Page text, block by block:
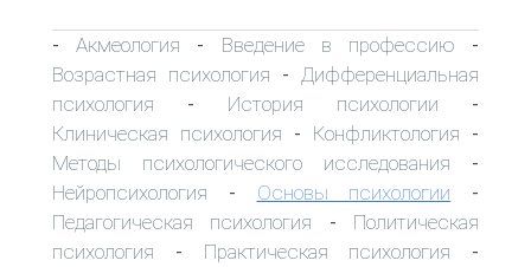
-Акмеология - Введение в профессию -
Возрастная психология - Дифференциальная
психология - История психологии -
Клиническая психология - Конфликтология -
Методы психологического исследования -
Нейропсихология - Основы психологии -
Педагогическая психология - Политическая
психология - Практическая психология -